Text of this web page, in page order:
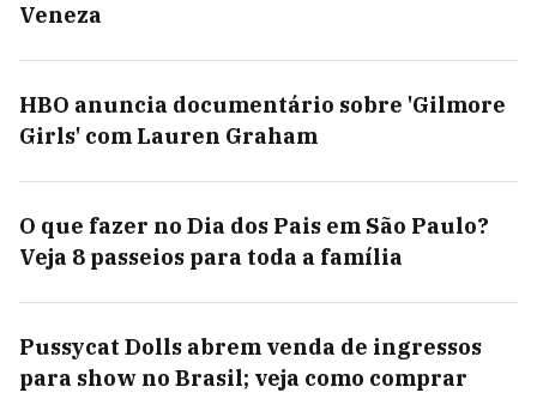
Veneza
HBO anuncia documentário sobre 'Gilmore
Girls' com Lauren Graham
O que fazer no Dia dos Pais em São Paulo?
Veja 8 passeios para toda a família
Pussycat Dolls abrem venda de ingressos
para show no Brasil; veja como comprar